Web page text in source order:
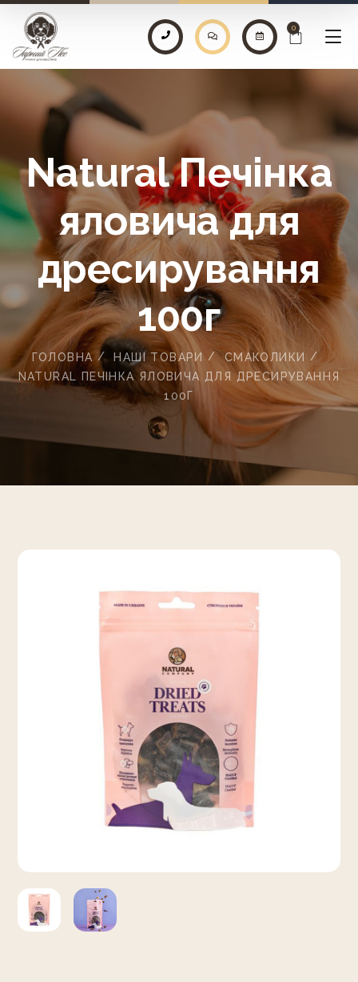
0
ГОЛОВНА НАШІ ТОВАРИ
СМАКОЛИКИ
NATURAL ПЕЧІНКА ЯЛОВИЧА ДЛЯ ДРЕСИРУВАННЯ
100Г
Natural Печінка
яловича для
дресирування
100г